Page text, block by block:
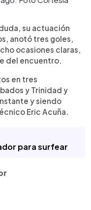
su actuación
anotó tres goles,
ocasiones claras,
del encuentro.
en tres
y Trinidad y
y siendo
Eric Acuña.
para surfear